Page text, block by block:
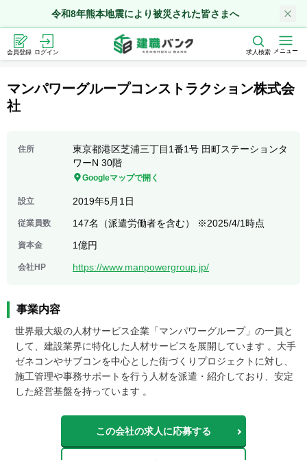
令和8年熊本地震により被災された皆さまへ
会員登録 ログイン 求人検索 メニュー
マンパワーグループコンストラクション株式会
社
住所
東京都港区芝浦三丁目1番1号 田町ステーションタ
ワーN 30階
Googleマップで開く
設立 2019年5月1日
従業員数 147名（派遣労働者を含む） ※2025/4/1時点
資本金 1億円
会社HP https://www.manpowergroup.jp/
事業内容
世界最大級の人材サービス企業「マンパワーグループ」の一員と
して、建設業界に特化した人材サービスを展開しています 。大手
ゼネコンやサブコンを中心とした街づくりプロジェクトに対し、
施工管理や事務サポートを行う人材を派遣・紹介しており、安定
した経営基盤を持っています 。
この会社の求人に応募する